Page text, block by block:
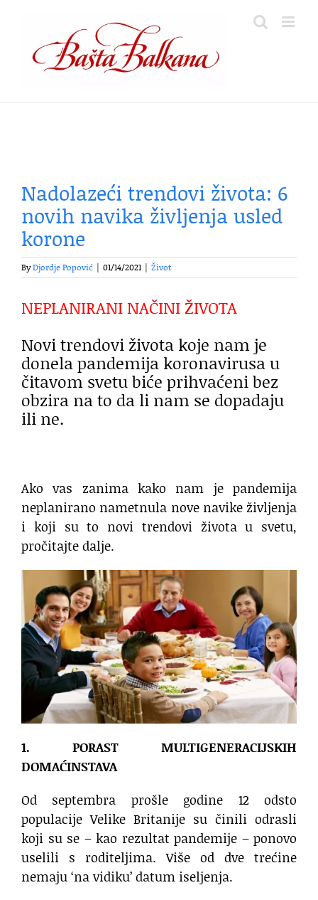
content
Nadolazeći trendovi života: 6
novih navika življenja usled
korone
ByDjordje Popović 01/14/2021 Život
NEPLANIRANI NAČINI ŽIVOTA
Novi trendovi života koje nam je
donela pandemija koronavirusa u
čitavom svetu biće prihvaćeni bez
obzira na to da li nam se dopadaju
ili ne.
Ako vas zanima kako nam je pandemija
neplanirano nametnula nove navike življenja
i koji su to novi trendovi života u svetu,
pročitajte dalje.
1. PORAST MULTIGENERACIJSKIH
DOMAĆINSTAVA
Od septembra prošle godine 12 odsto
populacije Velike Britanije su činili odrasli
koji su se – kao rezultat pandemije – ponovo
uselili s roditeljima. Više od dve trećine
nemaju ‘na vidiku’ datum iseljenja.